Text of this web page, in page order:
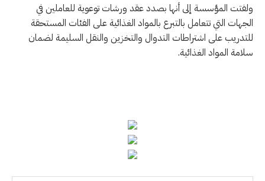
ولفتت المؤسسة إلى أنها بصدد عقد ورشات توعوية للعاملين في
الجهات التي تتعامل بالتبرع بالمواد الغذائية على الفئات المستحقة
للتدريب على اشتراطات التدوال والتخزين والنقل السليمة لضمان
سلامة المواد الغذائية.